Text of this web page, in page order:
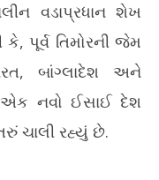
વડાપ્રધાન શેખ
પૂર્વ તિમોરની જેમ
બાંગ્લાદેશ અને
એક નવો ઈસાઈ દેશ
ચાલી રહ્યું છે.